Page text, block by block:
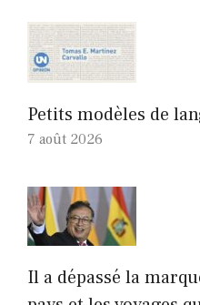
Petits modèles de
7 août 2026
Il a dépassé la